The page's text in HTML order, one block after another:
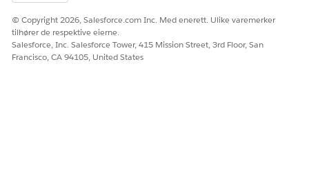
© Copyright 2026, Salesforce.com Inc. Med enerett. Ulike varemerker
tilhører de respektive eierne.
Salesforce, Inc. Salesforce Tower, 415 Mission Street, 3rd Floor, San
Francisco, CA 94105, United States